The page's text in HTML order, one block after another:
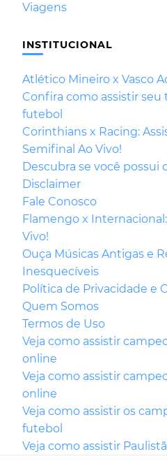
Viagens
INSTITUCIONAL
Atlético Mineiro x Vasco
Confira como assistir
futebol
Corinthians x Racing:
Semifinal Ao Vivo!
Descubra se você
Disclaimer
Fale Conosco
Flamengo x
Vivo!
Ouça Músicas Antigas e
Inesquecíveis
Política de Privacidade e
Quem Somos
Termos de Uso
Veja como assistir
online
Veja como assistir
online
Veja como assistir os
futebol
Veja como assistir